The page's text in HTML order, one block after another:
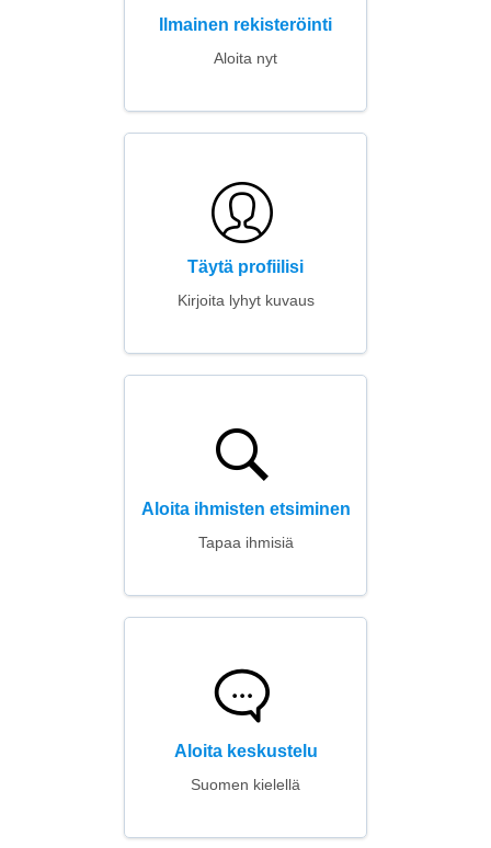
Ilmainen rekisteröinti
Aloita nyt
Täytä profiilisi
Kirjoita lyhyt kuvaus
Aloita ihmisten etsiminen
Tapaa ihmisiä
Aloita keskustelu
Suomen kielellä